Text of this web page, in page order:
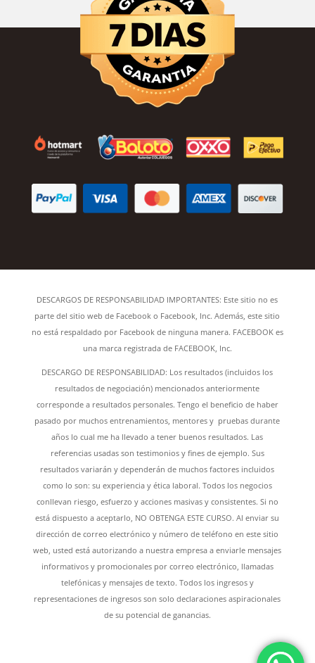
DESCARGOS DE RESPONSABILIDAD IMPORTANTES: Este sitio no es
parte del sitio web de Facebook o Facebook, Inc. Además, este sitio
no está respaldado por Facebook de ninguna manera. FACEBOOK es
una marca registrada de FACEBOOK, Inc.
DESCARGO DE RESPONSABILIDAD: Los resultados (incluidos los
resultados de negociación) mencionados anteriormente
corresponde a resultados personales. Tengo el beneficio de haber
pasado por muchos entrenamientos, mentores y pruebas durante
años lo cual me ha llevado a tener buenos resultados. Las
referencias usadas son testimonios y fines de ejemplo. Sus
resultados variarán y dependerán de muchos factores incluidos
como lo son: su experiencia y ética laboral. Todos los negocios
conllevan riesgo, esfuerzo y acciones masivas y consistentes. Si no
está dispuesto a aceptarlo, NO OBTENGA ESTE CURSO. Al enviar su
dirección de correo electrónico y número de teléfono en este sitio
web, usted está autorizando a nuestra empresa a enviarle mensajes
informativos y promocionales por correo electrónico, llamadas
telefónicas y mensajes de texto. Todos los ingresos y
representaciones de ingresos son solo declaraciones aspiracionales
de su potencial de ganancias.